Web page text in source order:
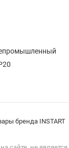
бренда INSTART